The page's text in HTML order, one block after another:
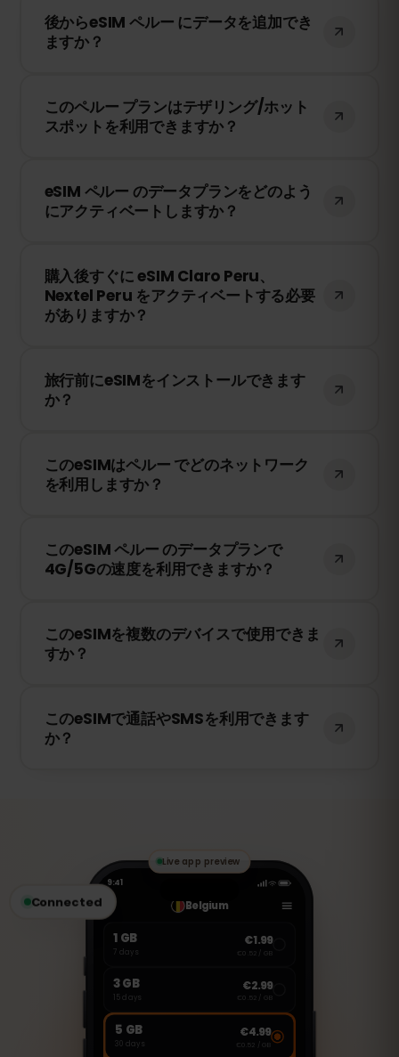
接続は停止します。eSIMFOXのダッシュボ
ードから簡単にデータを追加購入して、引
後からeSIM ペルー にデータを追加でき
ますか？
く、いつでもデータを追加できます。アカ
ウントにログインして、必要なデータ量を
このペルー プランはテザリング/ホット
スポットを利用できますか？
して、他のデバイスとインターネット接続
を共有できます。ただし、速度や接続状況
eSIM ペルー のデータプランをどのよう
にアクティベートしますか？
トフォンのeSIM設定でQRコードをスキャ
ンするだけで、すぐに利用できます！物理
SIMカードの交換は不要です。
購入後すぐに eSIM Claro Peru、
Nextel Peru をアクティベートする必要
がありますか？
ます。ただし、Claro Peru、Nextel Peru の
ネットワークに接続したときにのみ有効期
旅行前にeSIMをインストールできます
か？
とをおすすめします。ただし、ペルー に到
着するまでネットワークに接続しないよう
このeSIMはペルー でどのネットワーク
を利用しますか？
ットワークに接続します。例えば、Claro
Peru、Nextel Peru などが含まれます。
このeSIM ペルー のデータプランで
4G/5Gの速度を利用できますか？
を提供し、ペルー で5Gが利用可能な場合
は5Gにも対応しています。快適なインター
このeSIMを複数のデバイスで使用できま
すか？
と、1台のデバイスにのみ紐付けられます。
スマートフォンを変更する場合は、新しい
このeSIMで通話やSMSを利用できます
か？